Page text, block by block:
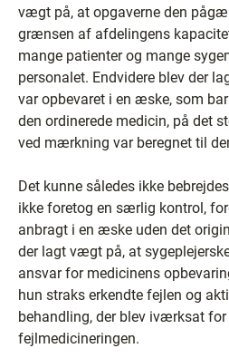
vægt på, at opgaverne den
grænsen af afdelingens
mange patienter og mange
personalet. Endvidere blev der
var opbevaret i en æske, som
den ordinerede medicin, på det
ved mærkning var beregnet til
Det kunne således ikke
ikke foretog en særlig kontrol,
anbragt i en æske uden det
der lagt vægt på, at
ansvar for medicinens
hun straks erkendte fejlen og
behandling, der blev iværksat
fejlmedicineringen.